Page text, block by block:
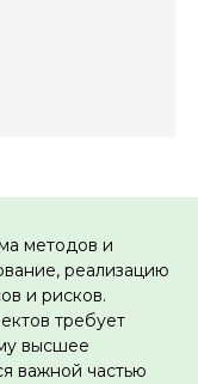
методов и
реализацию
и рисков.
требует
высшее
важной частью